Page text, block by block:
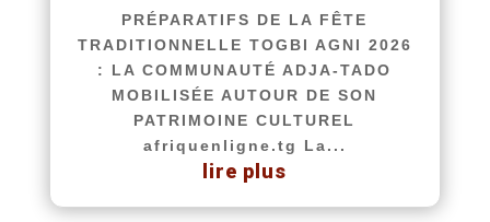
PRÉPARATIFS DE LA FÊTE
TRADITIONNELLE TOGBI AGNI 2026
: LA COMMUNAUTÉ ADJA-TADO
MOBILISÉE AUTOUR DE SON
PATRIMOINE CULTUREL
afriquenligne.tg La...
lire plus